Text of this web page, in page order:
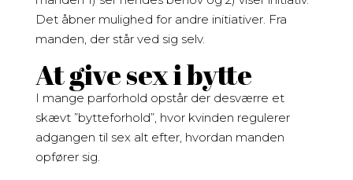
Det åbner mulighed for andre initiativer. Fra
manden, der står ved sig selv.
At give sex i bytte
I mange parforhold opstår der desværre et
skævt ”bytteforhold”, hvor kvinden regulerer
adgangen til sex alt efter, hvordan manden
opfører sig.